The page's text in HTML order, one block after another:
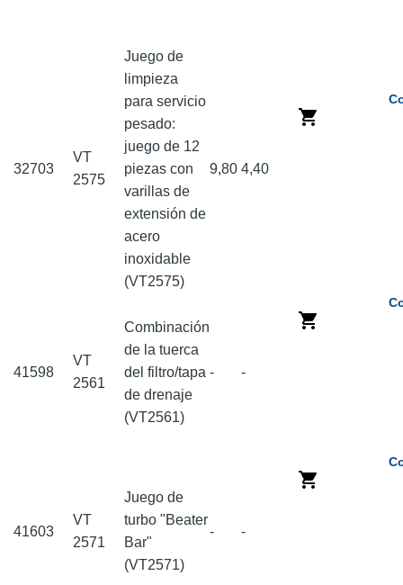
32703
VT
2575
Juego de
limpieza
para servicio
pesado:
juego de 12
piezas con
varillas de
extensión de
acero
inoxidable
(VT2575)
9,80 4,40
41598
VT
2561
Combinación
de la tuerca
del filtro/tapa
de drenaje
(VT2561)
- -
41603
VT
2571
Juego de
turbo "Beater
Bar"
(VT2571)
- -